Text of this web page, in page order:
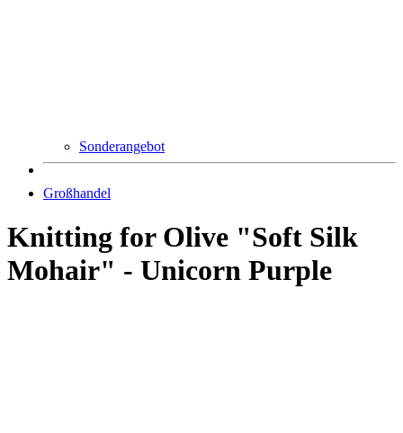
Sonderangebot
Großhandel
Knitting for Olive "Soft Silk
Mohair" - Unicorn Purple